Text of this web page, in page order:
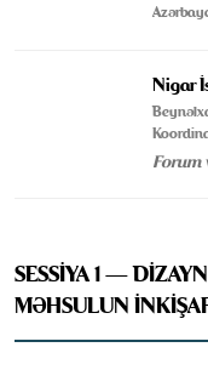
Nigar
Forum
SESSİYA 1 —
MƏHSULUN